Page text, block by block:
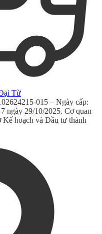
Từ
015 – Ngày cấp:
ngày 29/10/2025. Cơ quan
hoạch và Đầu tư thành